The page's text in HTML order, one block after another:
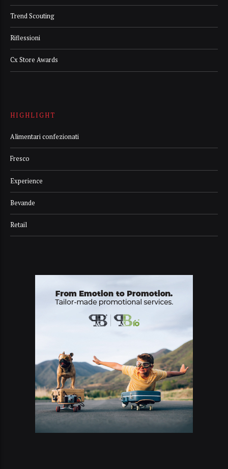
Trend Scouting
Riflessioni
Cx Store Awards
HIGHLIGHT
Alimentari confezionati
Fresco
Experience
Bevande
Retail